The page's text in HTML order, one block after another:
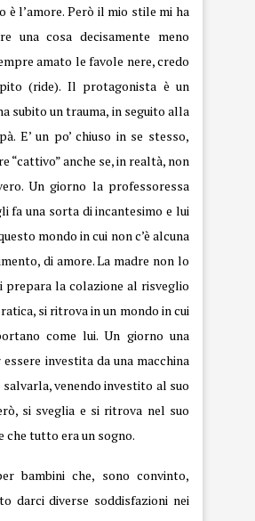
è l’amore. Però il mio stile mi ha
una cosa decisamente meno
amato le favole nere, credo
(ride). Il protagonista è un
subito un trauma, in seguito alla
E’ un po’ chiuso in se stesso,
“cattivo” anche se, in realtà, non
Un giorno la professoressa
fa una sorta di incantesimo e lui
mondo in cui non c’è alcuna
di amore. La madre non lo
prepara la colazione al risveglio
si ritrova in un mondo in cui
come lui. Un giorno una
investita da una macchina
salvarla, venendo investito al suo
si sveglia e si ritrova nel suo
che tutto era un sogno.
bambini che, sono convinto,
darci diverse soddisfazioni nei